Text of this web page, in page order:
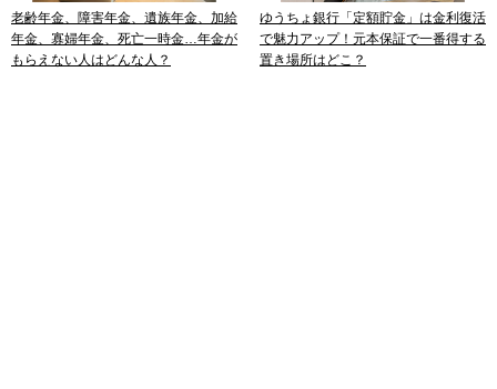
老齢年金、障害年金、遺族年金、加給
年金、寡婦年金、死亡一時金…年金が
もらえない人はどんな人？
ゆうちょ銀行「定額貯金」は金利復活
で魅力アップ！元本保証で一番得する
置き場所はどこ？